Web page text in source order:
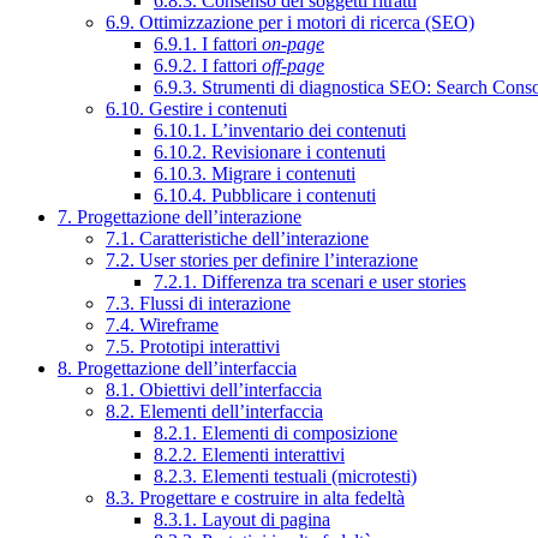
6.9. Ottimizzazione per i motori di ricerca (SEO)
6.9.1. I fattori on-page
6.9.2. I fattori off-page
6.9.3. Strumenti di diagnostica SEO: Search
6.10. Gestire i contenuti
6.10.1. L’inventario dei contenuti
6.10.2. Revisionare i contenuti
6.10.3. Migrare i contenuti
6.10.4. Pubblicare i contenuti
7. Progettazione dell’interazione
7.1. Caratteristiche dell’interazione
7.2. User stories per definire l’interazione
7.2.1. Differenza tra scenari e user stories
7.3. Flussi di interazione
7.4. Wireframe
7.5. Prototipi interattivi
8. Progettazione dell’interfaccia
8.1. Obiettivi dell’interfaccia
8.2. Elementi dell’interfaccia
8.2.1. Elementi di composizione
8.2.2. Elementi interattivi
8.2.3. Elementi testuali (microtesti)
8.3. Progettare e costruire in alta fedeltà
8.3.1. Layout di pagina